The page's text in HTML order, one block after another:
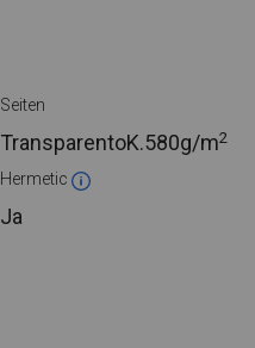
Seiten
TransparentoK.580g/m2
Hermetic
Ja